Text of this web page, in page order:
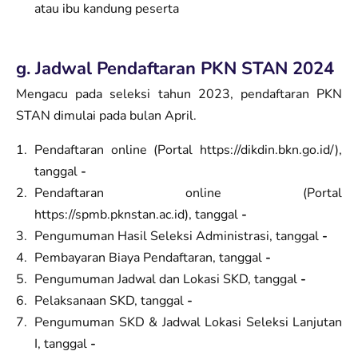
atau ibu kandung peserta
g. Jadwal Pendaftaran PKN STAN 2024
Mengacu pada seleksi tahun 2023, pendaftaran PKN
STAN dimulai pada bulan April.
Pendaftaran online (Portal https://dikdin.bkn.go.id/),
tanggal -
Pendaftaran online (Portal
https://spmb.pknstan.ac.id), tanggal -
Pengumuman Hasil Seleksi Administrasi, tanggal -
Pembayaran Biaya Pendaftaran, tanggal -
Pengumuman Jadwal dan Lokasi SKD, tanggal -
Pelaksanaan SKD, tanggal -
Pengumuman SKD & Jadwal Lokasi Seleksi Lanjutan
I, tanggal -